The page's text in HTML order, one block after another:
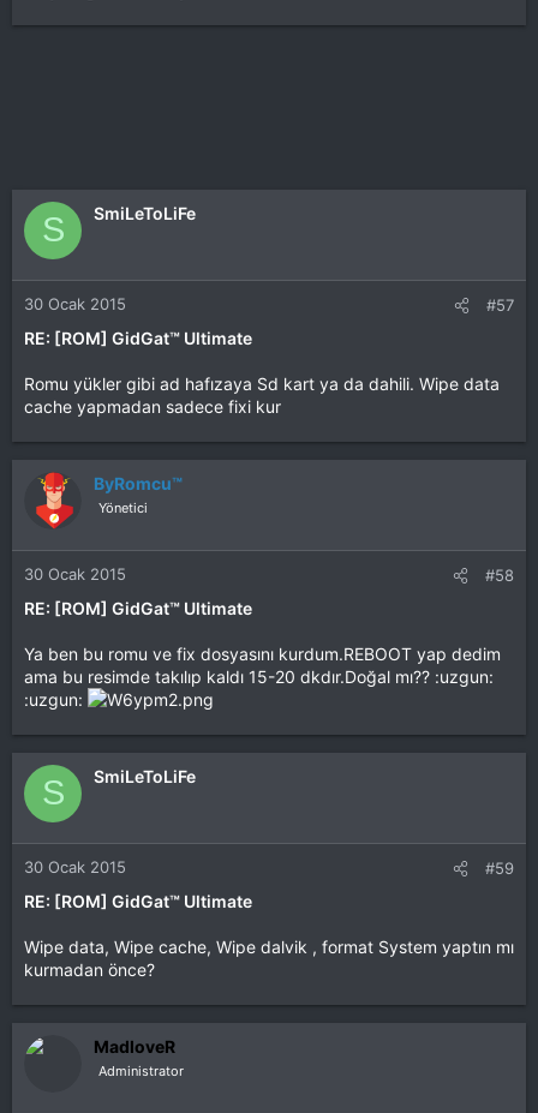
romun içinde gapps var zaten. fixin ne için olduğunu
S SmiLeToLiFe
30 Ocak 2015 #57
RE: [ROM] GidGat™ Ultimate
Romu yükler gibi ad hafızaya Sd kart ya da dahili. Wipe data
cache yapmadan sadece fixi kur
ByRomcu™
Yönetici
30 Ocak 2015 #58
RE: [ROM] GidGat™ Ultimate
Ya ben bu romu ve fix dosyasını kurdum.REBOOT yap dedim
ama bu resimde takılıp kaldı 15-20 dkdır.Doğal mı?? :uzgun:
:uzgun:
S SmiLeToLiFe
30 Ocak 2015 #59
RE: [ROM] GidGat™ Ultimate
Wipe data, Wipe cache, Wipe dalvik , format System yaptın mı
kurmadan önce?
MadloveR
Administrator